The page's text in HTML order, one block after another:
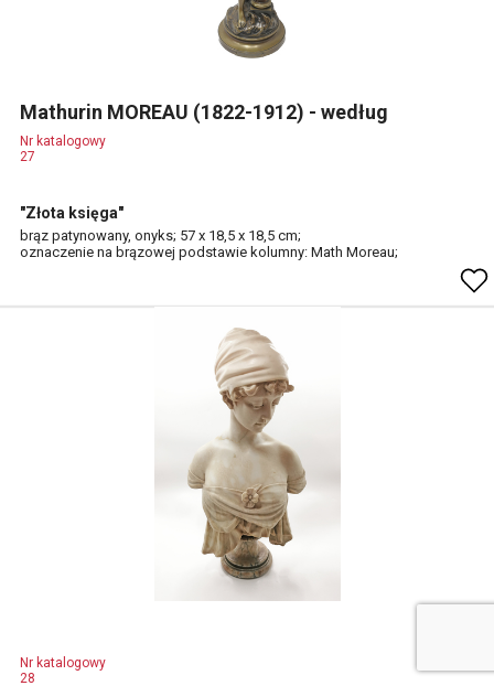
Mathurin MOREAU (1822-1912) - według
Nr katalogowy
27
"Złota księga"
brąz patynowany, onyks; 57 x 18,5 x 18,5 cm;
oznaczenie na brązowej podstawie kolumny: Math Moreau;
Nr katalogowy
28